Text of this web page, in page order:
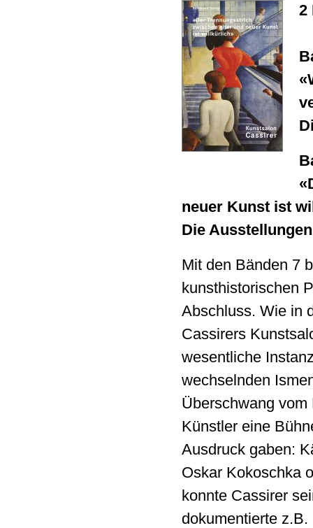
2
neuer Kunst ist
Die
Mit den Bänden 7
kunsthistorischen
Abschluss. Wie in
Cassirers
wesentliche
wechselnden
Überschwang
Künstler eine
Ausdruck gaben:
Oskar Kokoschka
konnte Cassirer
dokumentierte